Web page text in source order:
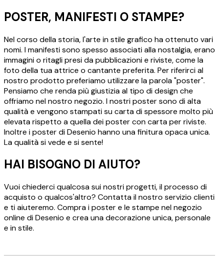
POSTER, MANIFESTI O STAMPE?
Nel corso della storia, l'arte in stile grafico ha ottenuto vari
nomi. I manifesti sono spesso associati alla nostalgia, erano
immagini o ritagli presi da pubblicazioni e riviste, come la
foto della tua attrice o cantante preferita. Per riferirci al
nostro prodotto preferiamo utilizzare la parola "poster".
Pensiamo che renda più giustizia al tipo di design che
offriamo nel nostro negozio. I nostri poster sono di alta
qualità e vengono stampati su carta di spessore molto più
elevata rispetto a quella dei poster con carta per riviste.
Inoltre i poster di Desenio hanno una finitura opaca unica.
La qualità si vede e si sente!
HAI BISOGNO DI AIUTO?
Vuoi chiederci qualcosa sui nostri progetti, il processo di
acquisto o qualcos'altro? Contatta il nostro servizio clienti
e ti aiuteremo. Compra i poster e le stampe nel negozio
online di Desenio e crea una decorazione unica, personale
e in stile.